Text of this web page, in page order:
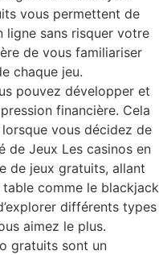
vous permettent de
ligne sans risquer votre
de vous familiariser
chaque jeu.
pouvez développer et
financière. Cela
vous décidez de
de Jeux Les casinos en
de jeux gratuits, allant
comme le blackjack
différents types
aimez le plus.
gratuits sont un